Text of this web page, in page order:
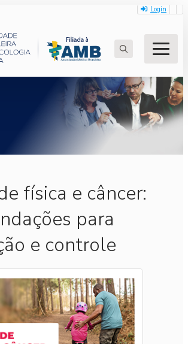
Login
for:
física e câncer:
para
e controle